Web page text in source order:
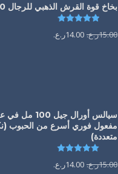
بخاخ قوة القرش الذهبي للرجال 48000
تم التقييم
15.00ر.ع. 14.00ر.ع.
سيالس أورال جيل 100
مفعول فوري أسرع من الحبوب
متعددة)
15.00ر.ع. 14.00ر.ع.